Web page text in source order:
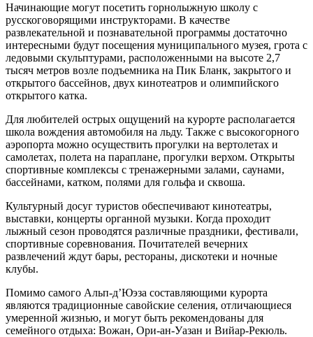
Начинающие могут посетить горнолыжную школу с
русскоговорящими инструкторами. В качестве
развлекательной и познавательной программы достаточно
интересными будут посещения муниципального музея, грота с
ледовыми скульптурами, расположенными на высоте 2,7
тысяч метров возле подъемника на Пик Бланк, закрытого и
открытого бассейнов, двух кинотеатров и олимпийского
открытого катка.
Для любителей острых ощущений на курорте располагается
школа вождения автомобиля на льду. Также с высокогорного
аэропорта можно осуществить прогулки на вертолетах и
самолетах, полета на параплане, прогулки верхом. Открыты
спортивные комплексы с тренажерными залами, саунами,
бассейнами, катком, полями для гольфа и сквоша.
Культурный досуг туристов обеспечивают кинотеатры,
выставки, концерты органной музыки. Когда проходит
лыжный сезон проводятся различные праздники, фестивали,
спортивные соревнования. Почитателей вечерних
развлечений ждут бары, рестораны, дискотеки и ночные
клубы.
Помимо самого Альп-д’Юэза составляющими курорта
являются традиционные савойские селения, отличающиеся
умеренной жизнью, и могут быть рекомендованы для
семейного отдыха: Вожан, Ори-ан-Уазан и Вийар-Рекюль.